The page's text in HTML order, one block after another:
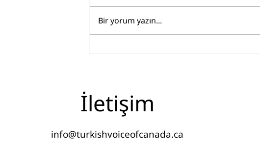
Bir yorum yazın...
İletişim
info@turkishvoiceofcanada.ca